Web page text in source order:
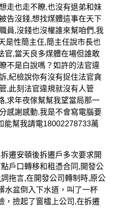
走也走不瞭,也沒有退弟和妹
告沒錢,想找煤體這事在天下
員,沒錢也沒權誰來幫咱們,我
是性簡主仼,簡主任說市長也
官,當天良多煤體在場但誰敢
不是白說嗎？如許的法官違
,紀檢說你有沒有捉住法官貪
,此刻法官違規就沒有人管
,求年夜傢幫幫我望當局那一
感謝感動.我是不會寫電腦要
能幫我請電18002278733萬
安頓後拆遷戶多次要求開
戶口轉移和租憑合同,開發公
詞拖言,在開發公司轉制時,原公
水盆倒入下水道，叫了一杯
，撿起了窗櫺上公司,在拆遷